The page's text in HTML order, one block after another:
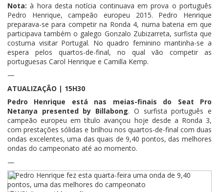
Nota:à hora desta notícia continuava em prova o português
Pedro Henrique, campeão europeu 2015. Pedro Henrique
preparava-se para competir na Ronda 4, numa bateria em que
participava também o galego Gonzalo Zubizarreta, surfista que
costuma visitar Portugal. No quadro feminino mantinha-se a
espera pelos quartos-de-final, no qual vão competir as
portuguesas Carol Henrique e Camilla Kemp.
—
ATUALIZAÇÃO | 15H30
Pedro Henrique está nas meias-finais do Seat Pro
Netanya presented by Billabong. O surfista português e
campeão europeu em título avançou hoje desde a Ronda 3,
com prestações sólidas e brilhou nos quartos-de-final com duas
ondas excelentes, uma das quais de 9,40 pontos, das melhores
ondas do campeonato até ao momento.
—